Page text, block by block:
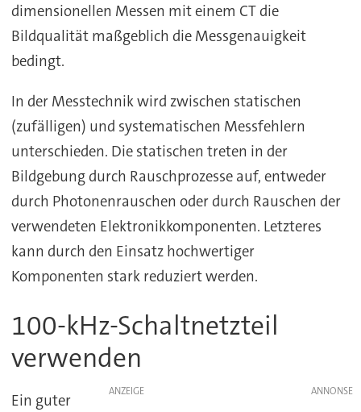
dimensionellen Messen mit einem CT die
Bildqualität maßgeblich die Messgenauigkeit
bedingt.
In der Messtechnik wird zwischen statischen
(zufälligen) und systematischen Messfehlern
unterschieden. Die statischen treten in der
Bildgebung durch Rauschprozesse auf, entweder
durch Photonenrauschen oder durch Rauschen der
verwendeten Elektronikkomponenten. Letzteres
kann durch den Einsatz hochwertiger
Komponenten stark reduziert werden.
100-kHz-Schaltnetzteil
verwenden
ANZEIGE
Ein guter